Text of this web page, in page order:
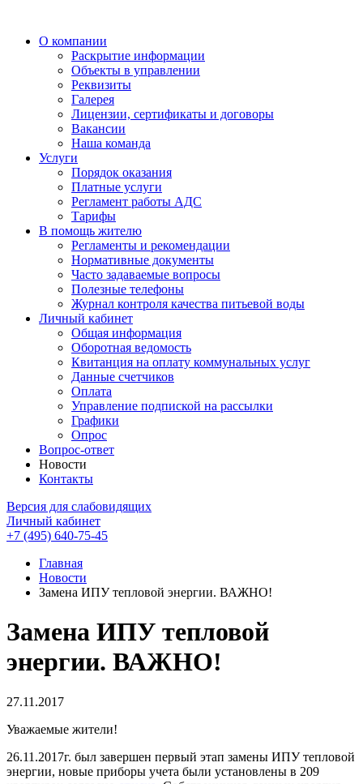
О компании
Раскрытие информации
Объекты в управлении
Реквизиты
Галерея
Лицензии, сертификаты и договоры
Вакансии
Наша команда
Услуги
Порядок оказания
Платные услуги
Регламент работы АДС
Тарифы
В помощь жителю
Регламенты и рекомендации
Нормативные документы
Часто задаваемые вопросы
Полезные телефоны
Журнал контроля качества питьевой воды
Личный кабинет
Общая информация
Оборотная ведомость
Квитанция на оплату коммунальных услуг
Данные счетчиков
Оплата
Управление подпиской на рассылки
Графики
Опрос
Вопрос-ответ
Новости
Контакты
Версия для слабовидящих
Личный кабинет
+7 (495) 640-75-45
Главная
Новости
Замена ИПУ тепловой энергии. ВАЖНО!
Замена ИПУ тепловой
энергии. ВАЖНО!
27.11.2017
Уважаемые жители!
26.11.2017г. был завершен первый этап замены ИПУ тепловой
энергии, новые приборы учета были установлены в 209